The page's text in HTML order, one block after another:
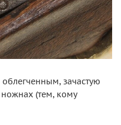
зачастую
ножнах (тем, кому